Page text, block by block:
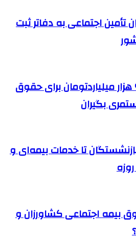
تأمین اجتماعی به دفاتر ثبت
اختصاص هرماه ۹۰ هزار میلیاردتومان برای حقوق
بگیران
تا خدمات بیمه‌ای و
بیمه اجتماعی کشاورزان و